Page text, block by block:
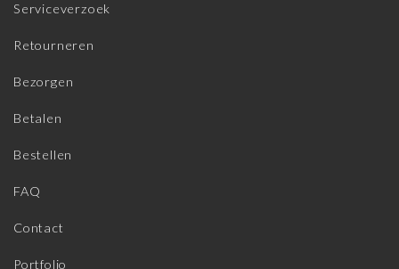
Serviceverzoek
Retourneren
Bezorgen
Betalen
Bestellen
FAQ
Contact
Portfolio